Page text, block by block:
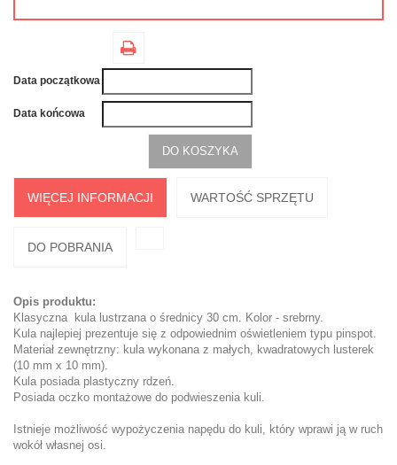
Data początkowa
Data końcowa
DO KOSZYKA
WIĘCEJ INFORMACJI WARTOŚĆ SPRZĘTU
DO POBRANIA
Opis produktu:
Klasyczna kula lustrzana o średnicy 30 cm. Kolor - srebrny.
Kula najlepiej prezentuje się z odpowiednim oświetleniem typu pinspot.
Materiał zewnętrzny: kula wykonana z małych, kwadratowych lusterek
(10 mm x 10 mm).
Kula posiada plastyczny rdzeń.
Posiada oczko montażowe do podwieszenia kuli.
Istnieje możliwość wypożyczenia napędu do kuli, który wprawi ją w ruch
wokół własnej osi.